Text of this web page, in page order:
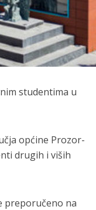
studentima u
općine Prozor-
drugih i viših
preporučeno na